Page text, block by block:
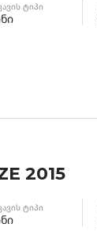
ᲢᲘᲞᲘ
2015
ᲢᲘᲞᲘ